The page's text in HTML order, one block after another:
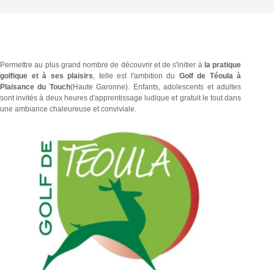
Permettre au plus grand nombre de découvrir et de s'initier à la pratique
golfique et à ses plaisirs, telle est l'ambition du Golf de Téoula à
Plaisance du Touch(Haute Garonne). Enfants, adolescents et adultes
sont invités à deux heures d'apprentissage ludique et gratuit le tout dans
une ambiance chaleureuse et conviviale.